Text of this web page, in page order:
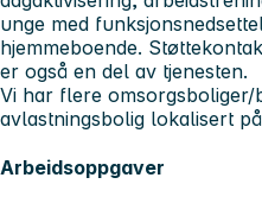
unge med
hjemmeboende.
er også en del av tjenesten.
Vi har flere
avlastningsbolig lokalisert
Arbeidsoppgaver